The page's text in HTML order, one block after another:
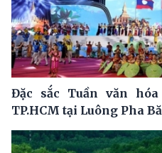
Đặc sắc Tuần văn
TP.HCM tại Luông Pha